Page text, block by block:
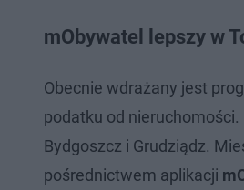
mObywatel lepszy w
Obecnie wdrażany jest
podatku od
Bydgoszcz i Grudziądz.
pośrednictwem aplikacji